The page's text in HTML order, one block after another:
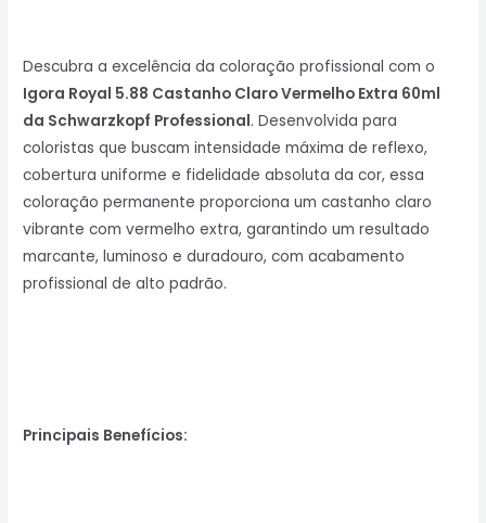
Descubra a excelência da coloração profissional com o
Igora Royal 5.88 Castanho Claro Vermelho Extra 60ml
da Schwarzkopf Professional. Desenvolvida para
coloristas que buscam intensidade máxima de reflexo,
cobertura uniforme e fidelidade absoluta da cor, essa
coloração permanente proporciona um castanho claro
vibrante com vermelho extra, garantindo um resultado
marcante, luminoso e duradouro, com acabamento
profissional de alto padrão.
Principais Benefícios: